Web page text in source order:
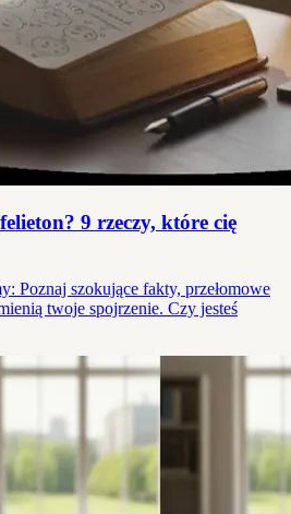
9 rzeczy, które cię
Poznaj szokujące fakty, przełomowe
twoje spojrzenie. Czy jesteś